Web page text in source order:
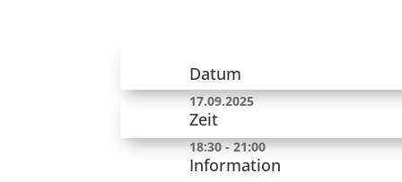
Datum
17.09.2025
Zeit
18:30 - 21:00
Information